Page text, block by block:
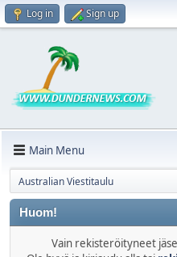
Log in Sign up
Main Menu
Australian Viestitaulu
Huom!
Vain rekisteröityneet